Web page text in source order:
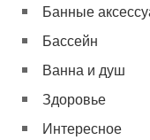
Банные
Бассейн
Ванна и душ
Здоровье
Интересное